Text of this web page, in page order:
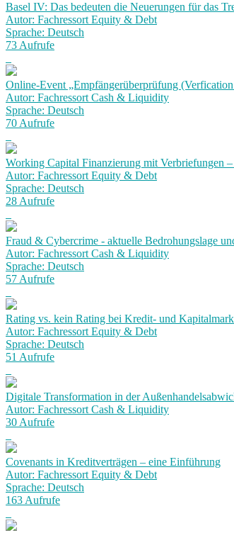
Basel IV: Das bedeuten die Neuerungen für das
Autor: Fachressort Equity & Debt
Sprache: Deutsch
73 Aufrufe
Online-Event „Empfängerüberprüfung
Autor: Fachressort Cash & Liquidity
Sprache: Deutsch
70 Aufrufe
Working Capital Finanzierung mit Verbriefungen
Autor: Fachressort Equity & Debt
Sprache: Deutsch
28 Aufrufe
Fraud & Cybercrime - aktuelle Bedrohungslage
Autor: Fachressort Cash & Liquidity
Sprache: Deutsch
57 Aufrufe
Rating vs. kein Rating bei Kredit- und
Autor: Fachressort Equity & Debt
Sprache: Deutsch
51 Aufrufe
Digitale Transformation in der
Autor: Fachressort Cash & Liquidity
30 Aufrufe
Covenants in Kreditverträgen – eine Einführung
Autor: Fachressort Equity & Debt
Sprache: Deutsch
163 Aufrufe